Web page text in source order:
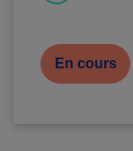
En cours